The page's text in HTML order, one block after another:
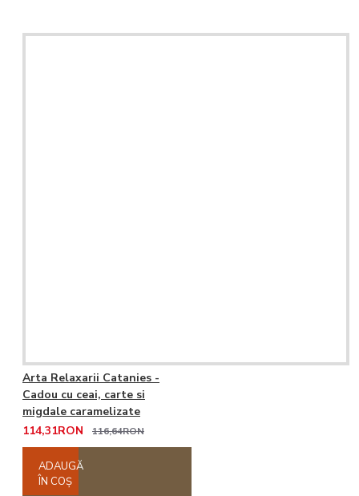
Arta Relaxarii Catanies -
Cadou cu ceai, carte si
migdale caramelizate
114,31RON
116,64RON
ADAUGĂ
ÎN COŞ